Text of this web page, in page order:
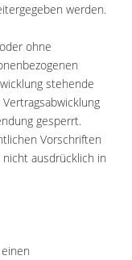
werden.
ohne
stehende
gesperrt.
Vorschriften
ausdrücklich in